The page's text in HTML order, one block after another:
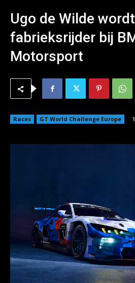
Ugo de Wilde wordt
fabrieksrijder bij
Motorsport
Races GT World Challenge Europe